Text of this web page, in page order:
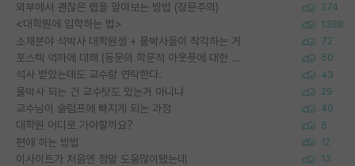
외부에서 괜찮은 랩을 알아보는 방법 (장문주의) 274
<대학원에 입학하는 법> 1388
소재분야 석박사 대학원생 + 물박사들이 착각하는 거 72
포스텍 억까에 대해 (동문의 학문적 아웃풋에 대한 반박) 50
석사 받았는데도 교수랑 연락한다. 43
물박사 되는 건 교수탓도 있는거 아니냐 29
교수님이 슬럼프에 빠지게 되는 과정 40
대학원 어디로 가야할까요? 5
편애 하는 방법 12
이사이트가 처음엔 정말 도움많이됐는데 13